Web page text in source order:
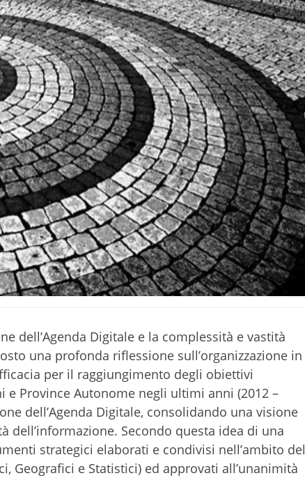
dell’Agenda Digitale e la complessità e vastità
una profonda riflessione sull’organizzazione in
per il raggiungimento degli obiettivi
Province Autonome negli ultimi anni (2012 –
dell’Agenda Digitale, consolidando una visione
Secondo questa idea di una
strategici elaborati e condivisi nell’ambito del
Geografici e Statistici) ed approvati all’unanimità